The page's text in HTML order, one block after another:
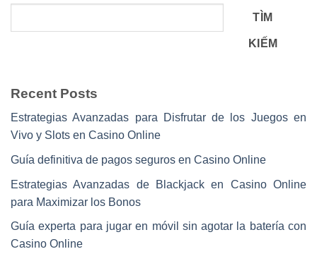
TÌM
KIẾM
Recent Posts
Estrategias Avanzadas para Disfrutar de los Juegos en
Vivo y Slots en Casino Online
Guía definitiva de pagos seguros en Casino Online
Estrategias Avanzadas de Blackjack en Casino Online
para Maximizar los Bonos
Guía experta para jugar en móvil sin agotar la batería con
Casino Online